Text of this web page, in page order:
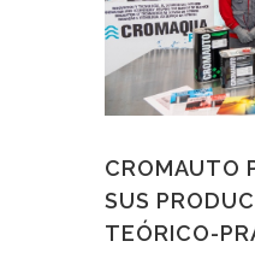
4100/4500 UHS
ANTIESTÁTICO
Promo 3: Por la
UHS Alto
¡No esperes
información y
CROMAUTO
SUS
TEÓRICO-